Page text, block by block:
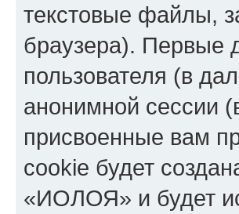
текстовые файлы,
браузера). Первые
пользователя (в
анонимной сессии
присвоенные вам
cookie будет
«ИОЛОЯ» и будет